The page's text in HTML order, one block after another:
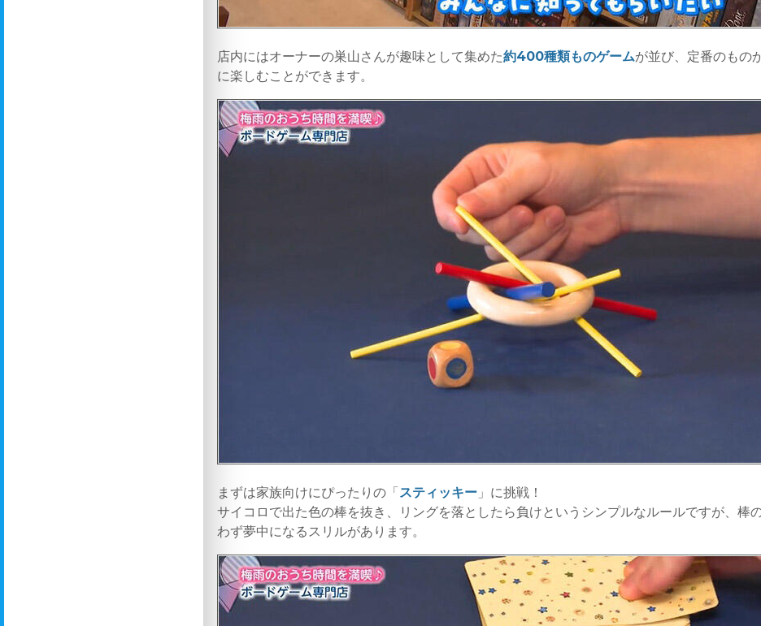
店内にはオーナーの巣山さんが趣味として集めた約400種類ものゲームが並び、定番のもの
に楽しむことができます。
まずは家族向けにぴったりの「スティッキー 」に挑戦！
サイコロで出た色の棒を抜き、リングを落としたら負けというシンプルなルールですが、棒
わず夢中になるスリルがあります。